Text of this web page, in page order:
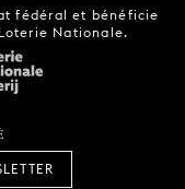
fédéral et bénéficie
Nationale.